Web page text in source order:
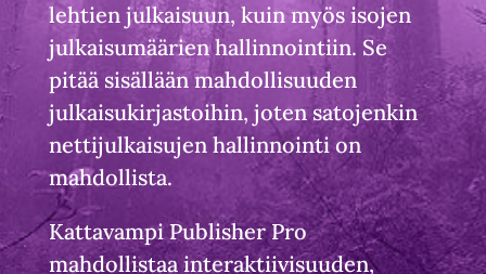
lehtien julkaisuun, kuin myös isojen
julkaisumäärien hallinnointiin. Se
pitää sisällään mahdollisuuden
julkaisukirjastoihin, joten satojenkin
nettijulkaisujen hallinnointi on
mahdollista.
Kattavampi Publisher Pro
mahdollistaa interaktiivisuuden,